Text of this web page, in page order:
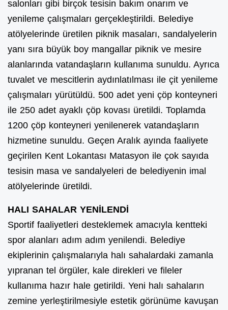
salonları gibi birçok tesisin bakım onarım ve
yenileme çalışmaları gerçekleştirildi. Belediye
atölyelerinde üretilen piknik masaları, sandalyelerin
yanı sıra büyük boy mangallar piknik ve mesire
alanlarında vatandaşların kullanıma sunuldu. Ayrıca
tuvalet ve mescitlerin aydınlatılması ile çit yenileme
çalışmaları yürütüldü. 500 adet yeni çöp konteyneri
ile 250 adet ayaklı çöp kovası üretildi. Toplamda
1200 çöp konteyneri yenilenerek vatandaşların
hizmetine sunuldu. Geçen Aralık ayında faaliyete
geçirilen Kent Lokantası Matasyon ile çok sayıda
tesisin masa ve sandalyeleri de belediyenin imal
atölyelerinde üretildi.
HALI SAHALAR YENİLENDİ
Sportif faaliyetleri desteklemek amacıyla kentteki
spor alanları adım adım yenilendi. Belediye
ekiplerinin çalışmalarıyla halı sahalardaki zamanla
yıpranan tel örgüler, kale direkleri ve fileler
kullanıma hazır hale getirildi. Yeni halı sahaların
zemine yerleştirilmesiyle estetik görünüme kavuşan